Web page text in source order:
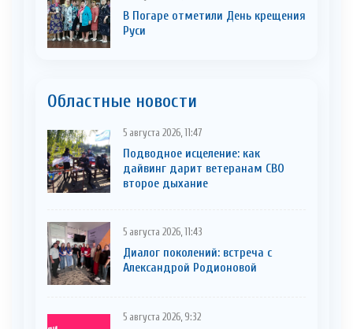
В Погаре отметили День крещения
Руси
Областные новости
5 августа 2026, 11:47
Подводное исцеление: как
дайвинг дарит ветеранам СВО
второе дыхание
5 августа 2026, 11:43
Диалог поколений: встреча с
Александрой Родионовой
5 августа 2026, 9:32